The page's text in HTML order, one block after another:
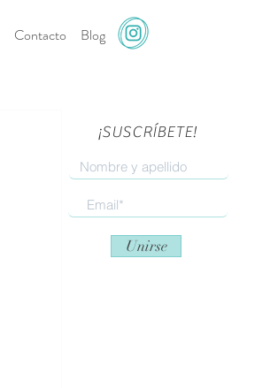
Contacto Blog
¡SUSCRÍBETE!
Unirse